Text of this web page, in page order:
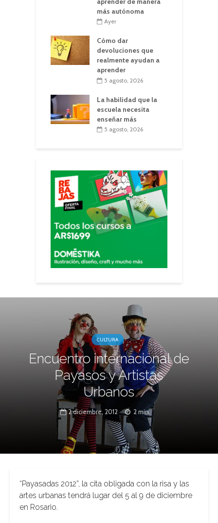
más autónoma
Ayer
Cómo dar
devoluciones que
realmente ayudan a
aprender
5 agosto, 2026
La habilidad que la
escuela necesita
enseñar más
5 agosto, 2026
CULTURA
Encuentro internacional de
Payasos y Artistas
Urbanos
2 diciembre, 2012 2 min.
“Payasadas 2012”, la cita obligada con la risa y las
artes urbanas tendrá lugar del 5 al 9 de diciembre
en Rosario.